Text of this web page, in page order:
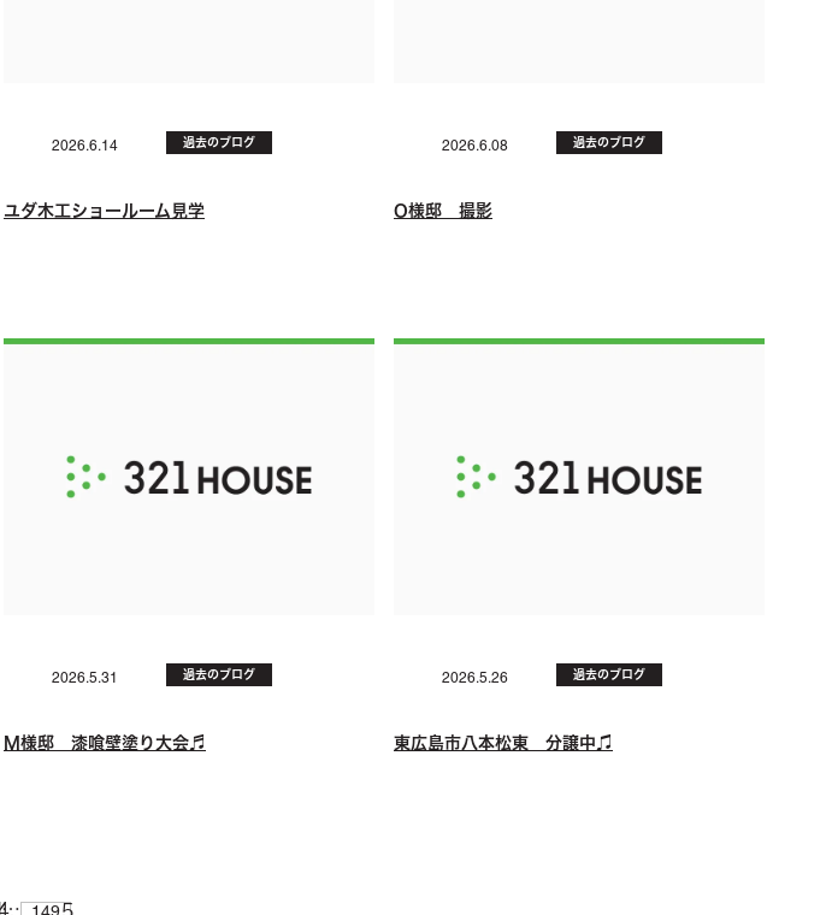
2026.6.14 過去のブログ
ユダ木工ショールーム見学
2026.6.08 過去のブログ
O様邸 撮影
2026.5.31 過去のブログ
M様邸 漆喰壁塗り大会♬
2026.5.26 過去のブログ
東広島市八本松東 分譲中♫
…